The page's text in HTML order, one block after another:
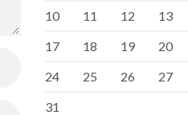
10
11 12 13
17
18 19 20
24
25 26 27
31